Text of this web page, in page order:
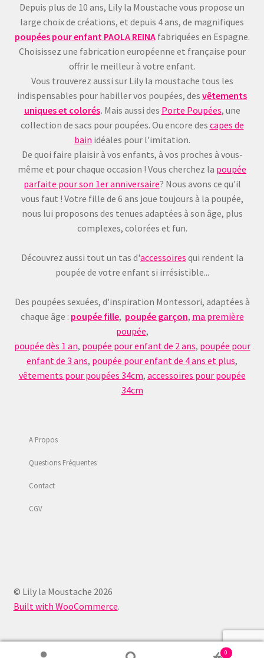
Depuis plus de 10 ans, Lily la Moustache vous propose un
large choix de créations, et depuis 4 ans, de magnifiques
poupées pour enfant PAOLA REINAfabriquées en Espagne.
Choisissez une fabrication européenne et française pour
offrir le meilleur à votre enfant.
Vous trouverez aussi sur Lily la moustache tous les
indispensables pour habiller vos poupées, des vêtements
uniques et colorés. Mais aussi des Porte Poupées, une
collection de sacs pour poupées. Ou encore des capes de
bain idéales pour l'imitation.
De quoi faire plaisir à vos enfants, à vos proches à vous-
même et pour chaque occasion ! Vous cherchez la poupée
parfaite pour son 1er anniversaire? Nous avons ce qu'il
vous faut ! Votre fille de 6 ans joue toujours à la poupée,
nous lui proposons des tenues adaptées à son âge, plus
complexes, colorées et fun.
Découvrez aussi tout un tas d'accessoires qui rendent la
poupée de votre enfant si irrésistible...
Des poupées sexuées, d'inspiration Montessori, adaptées à
chaque âge : poupée fille, poupée garçon, ma première
poupée,
poupée dès 1 an, poupée pour enfant de 2 ans, poupée pour
enfant de 3 ans, poupée pour enfant de 4 ans et plus,
vêtements pour poupées 34cm, accessoires pour poupée
34cm
A Propos
Questions Fréquentes
Contact
CGV
© Lily la Moustache 2026
Built with WooCommerce.
0